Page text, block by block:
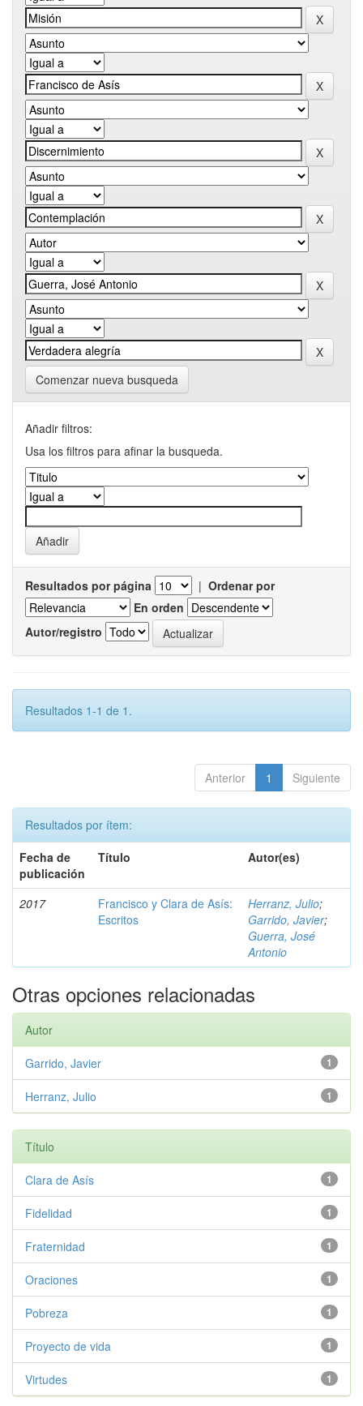
Comenzar nueva busqueda
Añadir filtros:
Usa los filtros para afinar la busqueda.
Resultados por página | Ordenar por
En orden
Autor/registro
Resultados 1-1 de 1.
Anterior 1 Siguiente
Resultados por ítem:
Fecha de
publicación
Título Autor(es)
2017
Francisco y Clara de Asís:
Escritos
Herranz, Julio;
Garrido, Javier;
Guerra, José
Antonio
Otras opciones relacionadas
Autor
1
Garrido, Javier
1
Herranz, Julio
Título
1
Clara de Asís
1
Fidelidad
1
Fraternidad
1
Oraciones
1
Pobreza
1
Proyecto de vida
1
Virtudes